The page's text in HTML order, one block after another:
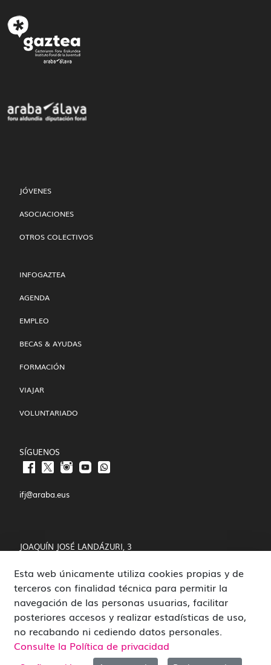
JÓVENES
ASOCIACIONES
OTROS COLECTIVOS
INFOGAZTEA
AGENDA
EMPLEO
BECAS & AYUDAS
FORMACIÓN
VIAJAR
VOLUNTARIADO
SÍGUENOS
ifj@araba.eus
JOAQUÍN JOSÉ LANDÁZURI, 3
01008 VITORIA-GASTEIZ
POLÍTICA DE COOKIES Y PRIVACIDAD
Esta web únicamente utiliza cookies propias y de
terceros con finalidad técnica para permitir la
navegación de las personas usuarias, facilitar
posteriores accesos y realizar estadísticas de uso,
no recabando ni cediendo datos personales.
Consulte la Política de privacidad